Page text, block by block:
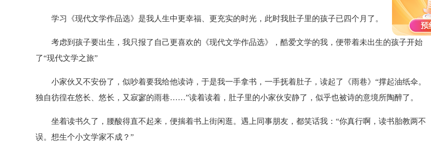
学习《现代文学作品选》是我人生中更幸福、更充实的时光，此时我肚子里的孩子已四个月了。
考虑到孩子要出生，我只报了自己更喜欢的《现代文学作品选》，酷爱文学的我，便带着未出生的孩子开始
了“现代文学之旅”
小家伙又不安份了，似吵着要我给他读诗，于是我一手拿书，一手抚着肚子，读起了《雨巷》“撑起油纸伞。
独自彷徨在悠长、悠长，又寂寥的雨巷……”读着读着，肚子里的小家伙安静了，似乎也被诗的意境所陶醉了。
坐着读书久了，腰酸得直不起来，便揣着书上街闲逛。遇上同事朋友，都笑话我：“你真行啊，读书胎教两不
误。想生个小文学家不成？”